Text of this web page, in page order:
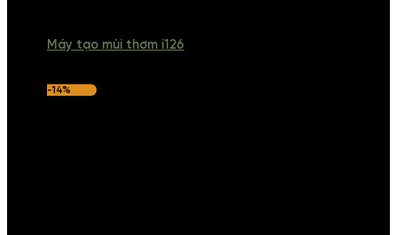
Máy tạo mùi thơm i126
-14%